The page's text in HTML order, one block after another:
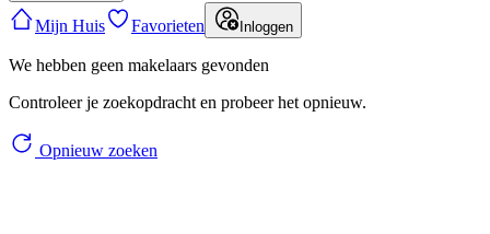
Mijn Huis Favorieten Inloggen
We hebben geen makelaars gevonden
Controleer je zoekopdracht en probeer het opnieuw.
Opnieuw zoeken